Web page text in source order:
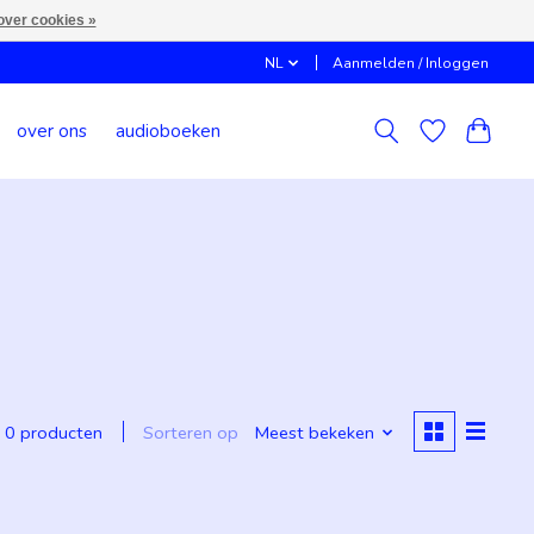
NL Aanmelden / Inloggen
over ons audioboeken
0 producten Sorteren op Meest bekeken
cookies »